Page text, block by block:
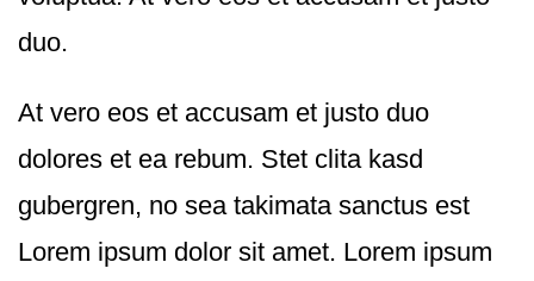
duo.
At vero eos et accusam et justo duo
dolores et ea rebum. Stet clita kasd
gubergren, no sea takimata sanctus est
Lorem ipsum dolor sit amet. Lorem ipsum